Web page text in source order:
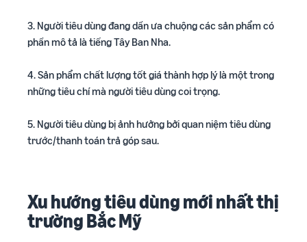
3. Người tiêu dùng đang dần ưa chuộng các sản phẩm có
phần mô tả là tiếng Tây Ban Nha.
4. Sản phẩm chất lượng tốt giá thành hợp lý là một trong
những tiêu chí mà người tiêu dùng coi trọng.
5. Người tiêu dùng bị ảnh hưởng bởi quan niệm tiêu dùng
trước/thanh toán trả góp sau.
Xu hướng tiêu dùng mới nhất thị
trường Bắc Mỹ